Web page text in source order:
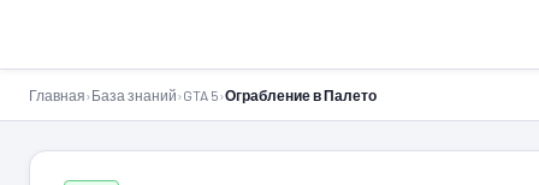
Главная›База знаний›GTA 5›Ограбление в Палето